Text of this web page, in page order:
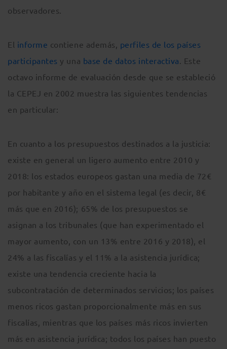
observadores.
El informe contiene además, perfiles de los países
participantes y una base de datos interactiva. Este
octavo informe de evaluación desde que se estableció
la CEPEJ en 2002 muestra las siguientes tendencias
en particular:
En cuanto a los presupuestos destinados a la justicia:
existe en general un ligero aumento entre 2010 y
2018: los estados europeos gastan una media de 72€
por habitante y año en el sistema legal (es decir, 8€
más que en 2016); 65% de los presupuestos se
asignan a los tribunales (que han experimentado el
mayor aumento, con un 13% entre 2016 y 2018), el
24% a las fiscalías y el 11% a la asistencia jurídica;
existe una tendencia creciente hacia la
subcontratación de determinados servicios; los países
menos ricos gastan proporcionalmente más en sus
fiscalías, mientras que los países más ricos invierten
más en asistencia jurídica; todos los países han puesto